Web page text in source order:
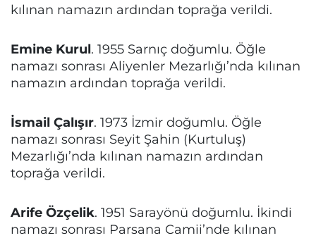
kılınan namazın ardından toprağa verildi.
Emine Kurul. 1955 Sarnıç doğumlu. Öğle
namazı sonrası Aliyenler Mezarlığı’nda kılınan
namazın ardından toprağa verildi.
İsmail Çalışır. 1973 İzmir doğumlu. Öğle
namazı sonrası Seyit Şahin (Kurtuluş)
Mezarlığı’nda kılınan namazın ardından
toprağa verildi.
Arife Özçelik. 1951 Sarayönü doğumlu. İkindi
namazı sonrası Parsana Camii’nde kılınan